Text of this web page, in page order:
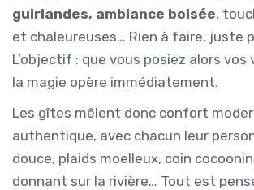
guirlandes, ambiance boisée,
et chaleureuses… Rien à faire, juste
L’objectif : que vous posiez alors vos
la magie opère immédiatement.
Les gîtes mêlent donc confort
authentique, avec chacun leur
douce, plaids moelleux, coin
donnant sur la rivière… Tout est